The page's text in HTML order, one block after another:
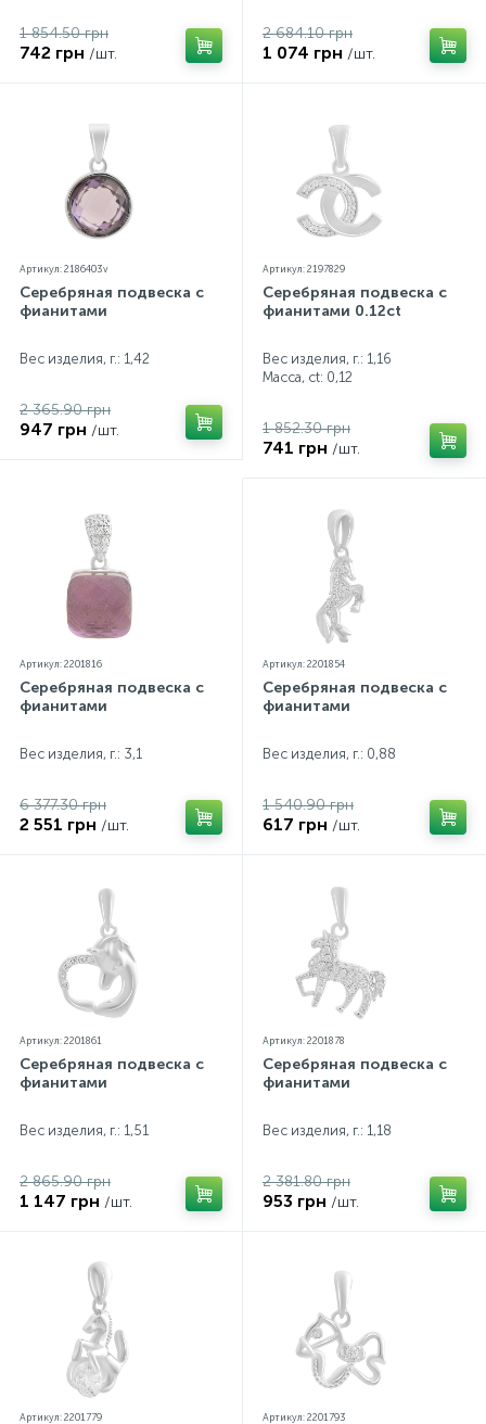
1 854.50 грн
742 грн /шт.
2 684.10 грн
1 074 грн /шт.
Артикул: 2186403v
Серебряная подвеска с
фианитами
Вес изделия, г.: 1,42
2 365.90 грн
947 грн /шт.
Артикул: 2197829
Серебряная подвеска с
фианитами 0.12ct
Вес изделия, г.: 1,16
Масса, ct: 0,12
1 852.30 грн
741 грн /шт.
Артикул: 2201816
Серебряная подвеска с
фианитами
Вес изделия, г.: 3,1
6 377.30 грн
2 551 грн /шт.
Артикул: 2201854
Серебряная подвеска с
фианитами
Вес изделия, г.: 0,88
1 540.90 грн
617 грн /шт.
Артикул: 2201861
Серебряная подвеска с
фианитами
Вес изделия, г.: 1,51
2 865.90 грн
1 147 грн /шт.
Артикул: 2201878
Серебряная подвеска с
фианитами
Вес изделия, г.: 1,18
2 381.80 грн
953 грн /шт.
Артикул: 2201779 Артикул: 2201793